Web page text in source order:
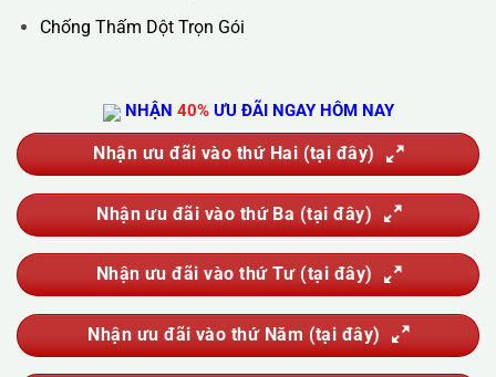
Vệ Sinh Công Nghiệp
Vệ Sinh Kính Nhà Cao Tầng
Đánh Bóng Và Phục Hồi Sàn Đá
Giặt Thảm, Giặt Đệm, Giặt Rèm, Giặt Sofa
Sục Rửa Đường Ống Nước Sinh Hoạt
Thau Rửa Bể Nước Sạch